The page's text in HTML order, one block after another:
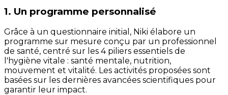
1. Un programme personnalisé
Grâce à un questionnaire initial, Niki élabore un
programme sur mesure conçu par un professionnel
de santé, centré sur les 4 piliers essentiels de
l'hygiène vitale : santé mentale, nutrition,
mouvement et vitalité. Les activités proposées sont
basées sur les dernières avancées scientifiques pour
garantir leur impact.